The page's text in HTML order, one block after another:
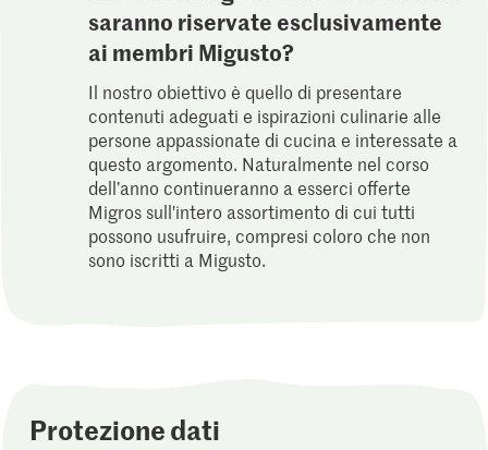
saranno riservate esclusivamente
ai membri Migusto?
Il nostro obiettivo è quello di presentare
contenuti adeguati e ispirazioni culinarie alle
persone appassionate di cucina e interessate a
questo argomento. Naturalmente nel corso
dell’anno continueranno a esserci offerte
Migros sull'intero assortimento di cui tutti
possono usufruire, compresi coloro che non
sono iscritti a Migusto.
Protezione dati